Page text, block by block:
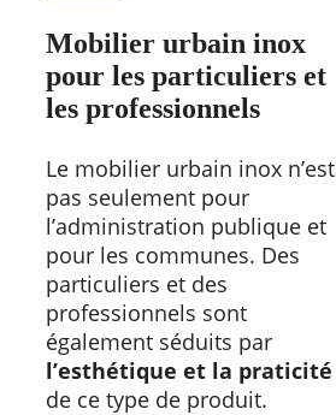
Mobilier urbain inox
pour les particuliers et
les professionnels
Le mobilier urbain inox n’est
pas seulement pour
l’administration publique et
pour les communes. Des
particuliers et des
professionnels sont
également séduits par
l’esthétique et la praticité
de ce type de produit.